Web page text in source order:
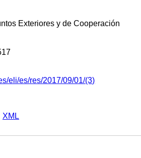
Exteriores y de Cooperación
eli/es/res/2017/09/01/(3)
XML